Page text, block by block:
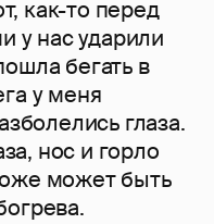
как-то перед
у нас ударили
бегать в
у меня
глаза.
нос и горло
может быть